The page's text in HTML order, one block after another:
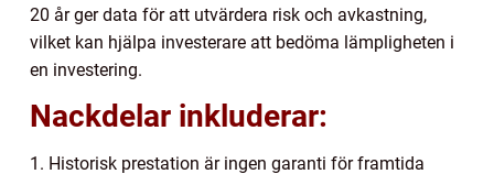
20 år ger data för att utvärdera risk och avkastning,
vilket kan hjälpa investerare att bedöma lämpligheten i
en investering.
Nackdelar inkluderar:
1. Historisk prestation är ingen garanti för framtida